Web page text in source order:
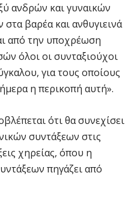
ανδρών και γυναικών
βαρέα και ανθυγιεινά
από την υποχρέωση
όλοι οι συνταξιούχοι
για τους οποίους
η περικοπή αυτή».
ότι θα συνεχίσει
συντάξεων στις
χηρείας, όπου η
πηγάζει από